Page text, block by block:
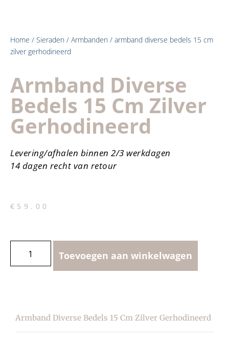
Home / Sieraden / Armbanden / armband diverse bedels 15 cm
zilver gerhodineerd
Armband Diverse
Bedels 15 Cm Zilver
Gerhodineerd
Levering/afhalen binnen 2/3 werkdagen
14 dagen recht van retour
€ 59.00
Toevoegen aan winkelwagen
Armband Diverse Bedels 15 Cm Zilver Gerhodineerd